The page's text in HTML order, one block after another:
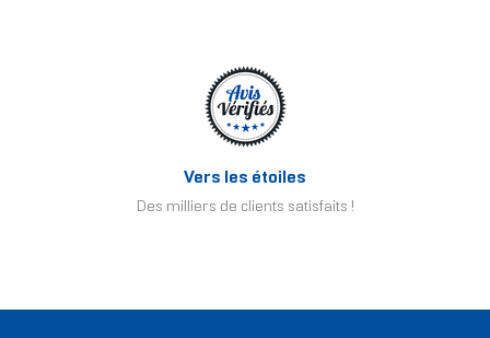
Vers les étoiles
Des milliers de clients satisfaits !